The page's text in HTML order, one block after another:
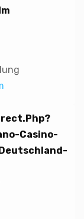
Casino-